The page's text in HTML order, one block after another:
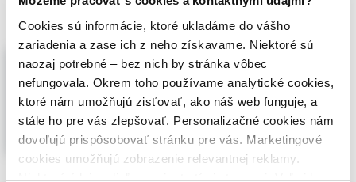
Cookies sú informácie, ktoré ukladáme do vášho
zariadenia a zase ich z neho získavame. Niektoré sú
naozaj potrebné – bez nich by stránka vôbec
nefungovala. Okrem toho používame analytické cookies,
ktoré nám umožňujú zisťovať, ako náš web funguje, a
stále ho pre vás zlepšovať. Personalizačné cookies nám
dovoľujú prispôsobovať stránku pre vás. Marketingové
cookies umožňujú zobrazenie relevantnej reklamy.
Niektoré údaje zdieľame aj s tretími stranami. Veľmi by
Úžasné Slovensko - prečítaná (bazár
kníh)
Filip Kulisev,Amazing Planet(2017)
Cestovateľ a fotograf Filip Kulisev, Master
QEP, FBIPP, sa za uplynulé desaťročie
prepracoval do svetovej špičky vo
fotografovaní prírodných scenérií. Vo